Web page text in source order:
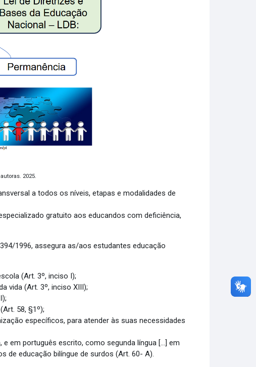
2025.
a todos os níveis, etapas e modalidades de
gratuito aos educandos com deficiência,
1996, assegura as/aos estudantes educação
(Art. 3º, inciso I);
vida (Art. 3º, inciso XIII);
58, §1º);
específicos, para atender às suas necessidades
e em português escrito, como segunda língua [...] em
de educação bilíngue de surdos (Art. 60- A).